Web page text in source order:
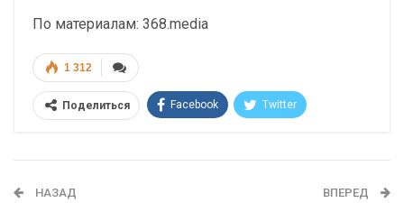
По материалам: 368.media
1 312
Поделиться Facebook Twitter
НАЗАД ВПЕРЕД